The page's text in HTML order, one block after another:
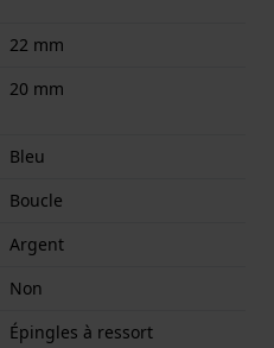
22 mm
20 mm
Bleu
Boucle
Argent
Non
Épingles à ressort